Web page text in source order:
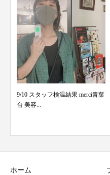
9/10 スタッフ検温結果 merci青葉
台 美容...
ホーム